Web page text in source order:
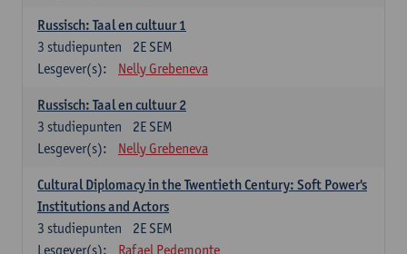
Russisch: Taal en cultuur 1
2E SEM
3 studiepunten
Lesgever(s):
Nelly Grebeneva
Russisch: Taal en cultuur 2
2E SEM
3 studiepunten
Lesgever(s):
Nelly Grebeneva
Cultural Diplomacy in the Twentieth Century: Soft Power's
Institutions and Actors
2E SEM
3 studiepunten
Lesgever(s):
Rafael Pedemonte